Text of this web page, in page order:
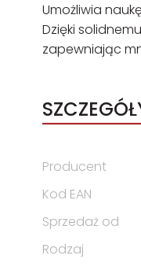
Umożliwia
Dzięki
zapewniając
Producent
Kod EAN
Sprzedaż od
Rodzaj